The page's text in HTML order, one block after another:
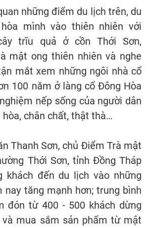
những điểm du lịch trên, du
mình vào thiên nhiên với
trĩu quả ở cồn Thới Sơn,
mật ong thiên nhiên và nghe
mắt xem những ngôi nhà cổ
100 năm ở làng cổ Đông Hòa
nếp sống của người dân
chân chất, thật thà…
Thanh Sơn, chủ Điểm Trà mật
Thới Sơn, tỉnh Đồng Tháp
khách đến du lịch vào những
nay tăng mạnh hơn; trung bình
đón từ 400 - 500 khách dừng
và mua sắm sản phẩm từ mật